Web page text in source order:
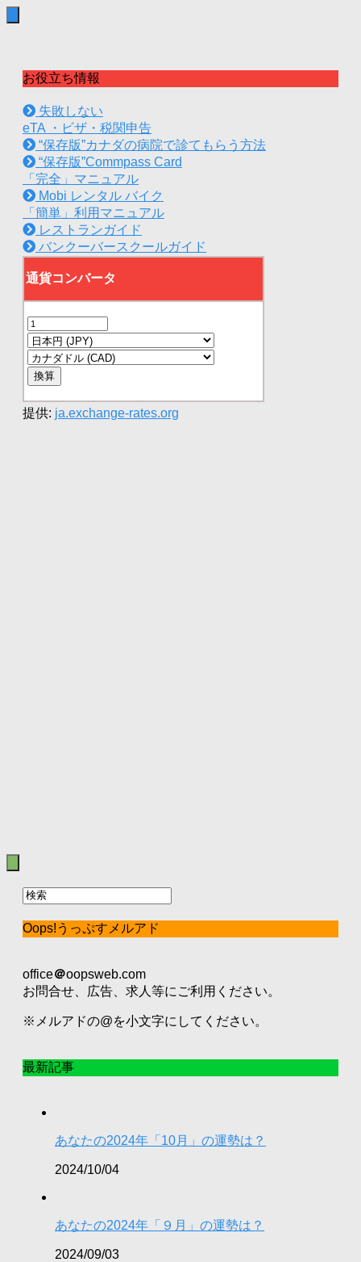
お役立ち情報
失敗しない
eTA ・ビザ・税関申告
“保存版”カナダの病院で診てもらう方法
“保存版”Commpass Card
「完全」マニュアル
Mobi レンタル バイク
「簡単」利用マニュアル
レストランガイド
バンクーバースクールガイド
提供: ja.exchange-rates.org
Oops!うっぷすメルアド
office＠oopsweb.com
お問合せ、広告、求人等にご利用ください。
※メルアドの@を小文字にしてください。
最新記事
あなたの2024年「10月」の運勢は？
2024/10/04
あなたの2024年「９月」の運勢は？
2024/09/03